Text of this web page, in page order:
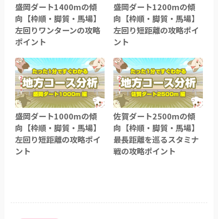
盛岡ダート1400mの傾
向【枠順・脚質・馬場】
左回りワンターンの攻略
ポイント
盛岡ダート1200mの傾
向【枠順・脚質・馬場】
左回り短距離の攻略ポイ
ント
盛岡ダート1000mの傾
向【枠順・脚質・馬場】
左回り短距離の攻略ポイ
ント
佐賀ダート2500mの傾
向【枠順・脚質・馬場】
最長距離を巡るスタミナ
戦の攻略ポイント